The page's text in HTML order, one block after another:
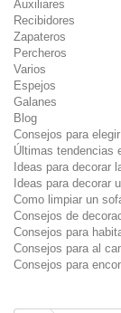
Auxiliares
Recibidores
Zapateros
Percheros
Varios
Espejos
Galanes
Blog
Consejos para
Últimas tendencias
Ideas para decorar
Ideas para decorar
Como limpiar un
Consejos de
Consejos para
Consejos para al
Consejos para